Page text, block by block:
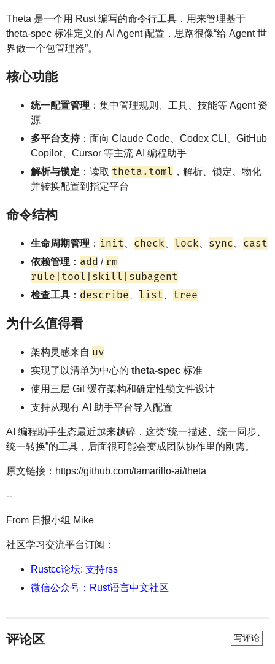
Theta 是一个用 Rust 编写的命令行工具，用来管理基于
theta-spec 标准定义的 AI Agent 配置，思路很像“给 Agent 世
界做一个包管理器”。
核心功能
统一配置管理 ：集中管理规则、工具、技能等 Agent 资
源
多平台支持：面向 Claude Code、Codex CLI、GitHub
Copilot、Cursor 等主流 AI 编程助手
解析与锁定 ：读取 theta.toml ，解析、锁定、物化
并转换配置到指定平台
命令结构
生命周期管理 ： init check lock sync cast
依赖管理 ： add / rm
rule|tool|skill|subagent
检查工具 ： describe list tree
为什么值得看
架构灵感来自 uv
实现了以清单为中心的 theta-spec 标准
使用三层 Git 缓存架构和确定性锁文件设计
支持从现有 AI 助手平台导入配置
AI 编程助手生态最近越来越碎，这类“统一描述、统一同步、
统一转换”的工具，后面很可能会变成团队协作里的刚需。
原文链接：https://github.com/tamarillo-ai/theta
--
From 日报小组 Mike
社区学习交流平台订阅：
Rustcc论坛: 支持rss
微信公众号：Rust语言中文社区
评论区 写评论